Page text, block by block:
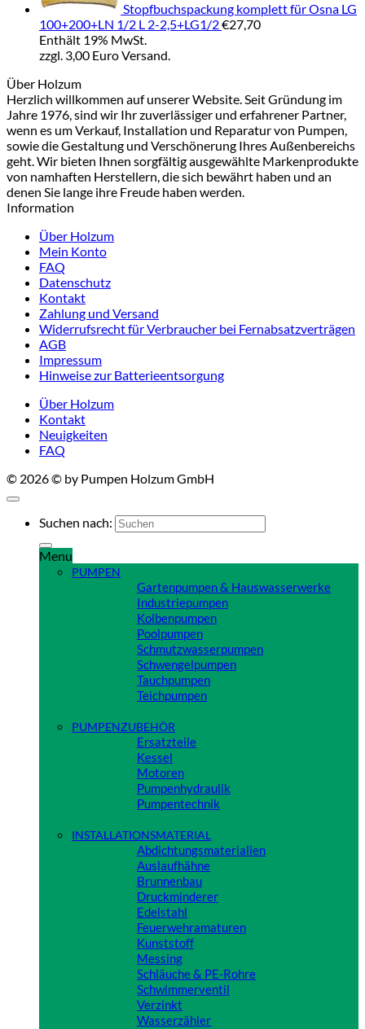
Stopfbuchspackung komplett für Osna LG
100+200+LN 1/2 L 2-2,5+LG1/2€27,70
Enthält 19% MwSt.
zzgl. 3,00 Euro Versand.
Über Holzum
Herzlich willkommen auf unserer Website. Seit Gründung im
Jahre 1976, sind wir Ihr zuverlässiger und erfahrener Partner,
wenn es um Verkauf, Installation und Reparatur von Pumpen,
sowie die Gestaltung und Verschönerung Ihres Außenbereichs
geht. Wir bieten Ihnen sorgfältig ausgewählte Markenprodukte
von namhaften Herstellern, die sich bewährt haben und an
denen Sie lange ihre Freude haben werden.
Information
Über Holzum
Mein Konto
FAQ
Datenschutz
Kontakt
Zahlung und Versand
Widerrufsrecht für Verbraucher bei Fernabsatzverträgen
AGB
Impressum
Hinweise zur Batterieentsorgung
Über Holzum
Kontakt
Neuigkeiten
FAQ
© 2026 © by Pumpen Holzum GmbH
Suchen nach:
Menu
PUMPEN
Gartenpumpen & Hauswasserwerke
Industriepumpen
Kolbenpumpen
Poolpumpen
Schmutzwasserpumpen
Schwengelpumpen
Tauchpumpen
Teichpumpen
PUMPENZUBEHÖR
Ersatzteile
Kessel
Motoren
Pumpenhydraulik
Pumpentechnik
INSTALLATIONSMATERIAL
Abdichtungsmaterialien
Auslaufhähne
Brunnenbau
Druckminderer
Edelstahl
Feuerwehramaturen
Kunststoff
Messing
Schläuche & PE-Rohre
Schwimmerventil
Verzinkt
Wasserzähler